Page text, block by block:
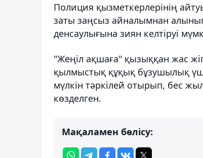
Полиция қызметкерлерінің
заты заңсыз айналымнан
денсаулығына зиян келтіруі
"Жеңіл ақшаға" қызыққан жас
қылмыстық құқық бұзушылық
мүлкін тәркілей отырып, бес
көзделген.
Мақаламен бөлісу: